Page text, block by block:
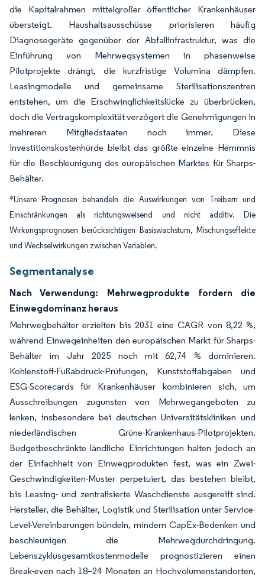
die Kapitalrahmen mittelgroßer öffentlicher Krankenhäuser
übersteigt. Haushaltsausschüsse priorisieren häufig
Diagnosegeräte gegenüber der Abfallinfrastruktur, was die
Einführung von Mehrwegsystemen in phasenweise
Pilotprojekte drängt, die kurzfristige Volumina dämpfen.
Leasingmodelle und gemeinsame Sterilisationszentren
entstehen, um die Erschwinglichkeitslücke zu überbrücken,
doch die Vertragskomplexität verzögert die Genehmigungen in
mehreren Mitgliedstaaten noch immer. Diese
Investitionskostenhürde bleibt das größte einzelne Hemmnis
für die Beschleunigung des europäischen Marktes für Sharps-
Behälter.
*Unsere Prognosen behandeln die Auswirkungen von Treibern und
Einschränkungen als richtungsweisend und nicht additiv. Die
Wirkungsprognosen berücksichtigen Basiswachstum, Mischungseffekte
und Wechselwirkungen zwischen Variablen.
Segmentanalyse
Nach Verwendung: Mehrwegprodukte fordern die
Einwegdominanz heraus
Mehrwegbehälter erzielten bis 2031 eine CAGR von 8,22 %,
während Einwegeinheiten den europäischen Markt für Sharps-
Behälter im Jahr 2025 noch mit 62,74 % dominieren.
Kohlenstoff-Fußabdruck-Prüfungen, Kunststoffabgaben und
ESG-Scorecards für Krankenhäuser kombinieren sich, um
Ausschreibungen zugunsten von Mehrwegangeboten zu
lenken, insbesondere bei deutschen Universitätskliniken und
niederländischen Grüne-Krankenhaus-Pilotprojekten.
Budgetbeschränkte ländliche Einrichtungen halten jedoch an
der Einfachheit von Einwegprodukten fest, was ein Zwei-
Geschwindigkeiten-Muster perpetuiert, das bestehen bleibt,
bis Leasing- und zentralisierte Waschdienste ausgereift sind.
Hersteller, die Behälter, Logistik und Sterilisation unter Service-
Level-Vereinbarungen bündeln, mindern CapEx-Bedenken und
beschleunigen die Mehrwegdurchdringung.
Lebenszyklusgesamtkostenmodelle prognostizieren einen
Break-even nach 18–24 Monaten an Hochvolumenstandorten,